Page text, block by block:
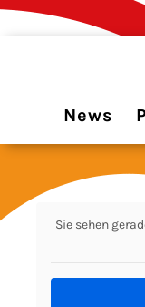
News
Sie sehen